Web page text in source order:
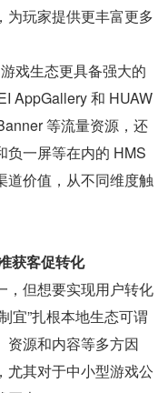
为玩家提供更丰富更多
戏生态更具备强大的
AppGallery 和 HUAW
等流量资源，还
负一屏等在内的 HMS
道价值，从不同维度触
获客促转化
，但想要实现用户转化
宜”扎根本地生态可谓
资源和内容等多方因
尤其对于中小型游戏公